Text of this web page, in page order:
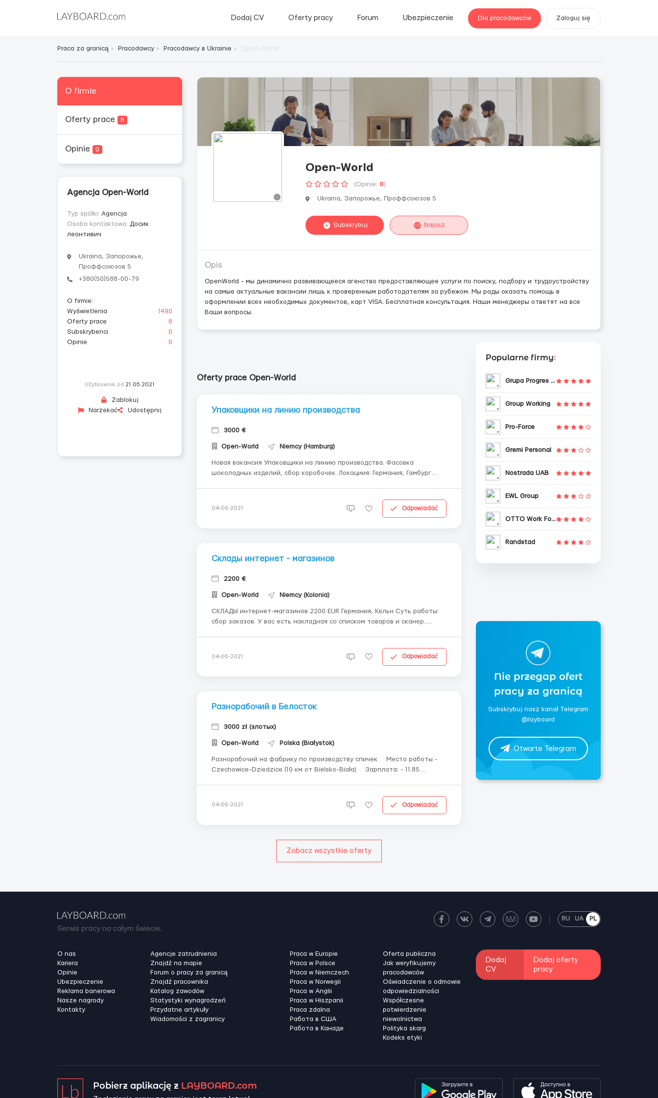
Dodaj CV Oferty pracy Forum Ubezpieczenie Dla pracodawców Zaloguj się
Praca za granicą Pracodawcy Pracodawcy в Ukrainie
O firmie
Oferty prace 8
Opinie 0
Agencja Open-World
Typ spółki: Agencja
Osoba kontaktowa: Досик
леонтивич
Ukraina, Запорожье,
Проффсоюзов 5
+380(50)588-00-79
O firmie:
Wyświetlenia
1490
Oferty prace
8
Subskrybenci
0
Opinie
0
Użytkownik od 21.05.2021
Zablokuj
Narzekać
Udostępnij
Open-World
(Opinie: 0)
Ukraina, Запорожье, Проффсоюзов 5
Subskrybuj Napisz
Opis
OpenWorld - мы динамично развивающееся агенство предоставляющее услуги по поиску, подбору и трудоустройству
на самые актуальные вакансии лишь к проверенным работодателям за рубежом. Мы рады оказать помощь в
оформлении всех необходимых документов, карт VISA. Бесплатная консультация. Наши менеджеры ответят на все
Ваши вопросы.
Oferty prace Open-World
Упаковщики на линию производства
3000 €
Open-World Niemcy (Hamburg)
Новая вакансия Упаковщики на линию производства. Фасовка
шоколадных изделий, сбор коробочек. Локациия: Германия, Гамбург
04-06-2021 Odpowiadać
Склады интернет - магазинов
2200 €
Open-World Niemcy (Kolonia)
СКЛАДЫ интернет-магазинов 2200 EUR Германия, Кёльн Суть работы:
сбор заказов. У вас есть накладная со списком товаров и сканер.
04-06-2021 Odpowiadać
Разнорабочий в Белосток
3000 zł (злотых)
Open-World Polska (Białystok)
Разнорабочий на фабрику по производству спичек ⠀ Место работы -
Czechowice-Dziedzice (10 км от Bielsko-Biała) ⠀ Зарплата: - 11.85
04-06-2021 Odpowiadać
Zobacz wszystkie oferty
Popularne firmy:
Grupa Progres Sp. z o.o.
Group Working
Pro-Force
Gremi Personal
Nostrada UAB
EWL Group
OTTO Work Force
Randstad
Nie przegap ofert
pracy za granicą
Subskrybuj nasz kanał Telegram
@layboard
Otwarte Telegram
Serwis pracy na całym świecie.
RU UA PL
O nas
Kariera
Opinie
Ubezpieczenie
Reklama banerowa
Nasze nagrody
Kontakty
Agencje zatrudnienia
Znajdź na mapie
Forum o pracy za granicą
Znajdź pracownika
Katalog zawodów
Statystyki wynagrodzeń
Przydatne artykuły
Wiadomości z zagranicy
Praca w Europie
Praca w Polsce
Praca w Niemczech
Praca w Norwegii
Praca w Anglii
Praca w Hiszpanii
Praca zdalna
Работа в США
Работа в Канадe
Oferta publiczna
Jak weryfikujemy
pracodawców
Oświadczenie o odmowie
odpowiedzialności
Współczesne
potwierdzenie
niewolnictwa
Polityka skarg
Kodeks etyki
Dodaj
CV
Dodaj oferty
pracy
Pobierz aplikację z LAYBOARD.com